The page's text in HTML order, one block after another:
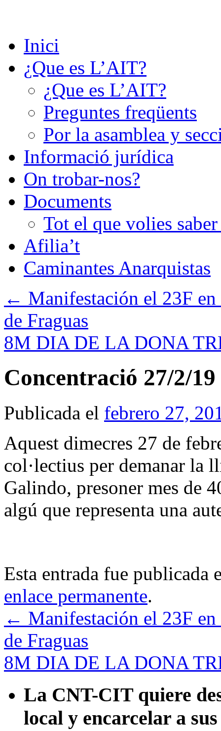
Inici
¿Que es L’AIT?
¿Que es L’AIT?
Preguntes freqüents
Por la asamblea y
Informació jurídica
On trobar-nos?
Documents
Tot el que volies
Afilia’t
Caminantes Anarquistas
← Manifestación el 23F
de Fraguas
8M DIA DE LA DONA
Concentració 27/2/19
Publicada el febrero 27,
Aquest dimecres 27 de
col·lectius per demanar la
Galindo, presoner mes de
algú que representa una
Esta entrada fue publicada
enlace permanente.
← Manifestación el 23F
de Fraguas
8M DIA DE LA DONA
La CNT-CIT quiere
local y encarcelar a